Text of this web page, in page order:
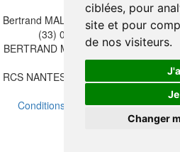
ciblées, pour
site et pour
de nos visiteurs.
Changer
Bertrand MALVAUX - 22 rue Crébillon,
(33) 02 40 733 600 —
BERTRAND MALVAUX - ÉDITIONS
de 47.000
RCS NANTES B 442 295 077 - N°
30 442 295
Conditions de vente-Mettre à jour